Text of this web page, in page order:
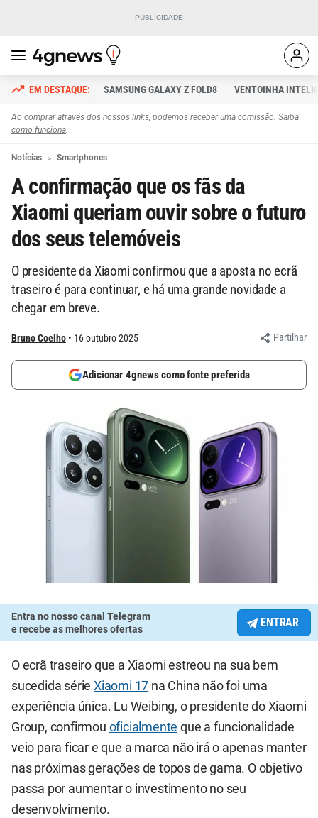
SAMSUNG GALAXY Z FOLD8 VENTOINHA
Ao comprar através dos nossos links, podemos receber uma comissão. Saiba
como funciona.
Notícias Smartphones
A confirmação que os fãs da
Xiaomi queriam ouvir sobre o futuro
dos seus telemóveis
O presidente da Xiaomi confirmou que a aposta no ecrã
traseiro é para continuar, e há uma grande novidade a
chegar em breve.
Bruno Coelho 16 outubro 2025 Partilhar
Adicionar 4gnews como fonte preferida
Entra no nosso canal Telegram
e recebe as melhores ofertas
ENTRAR
O ecrã traseiro que a Xiaomi estreou na sua bem
sucedida sérieXiaomi 17 na China não foi uma
experiência única. Lu Weibing, o presidente do Xiaomi
Group, confirmou oficialmente que a funcionalidade
veio para ficar e que a marca não irá o apenas manter
nas próximas gerações de topos de gama. O objetivo
passa por aumentar o investimento no seu
desenvolvimento.